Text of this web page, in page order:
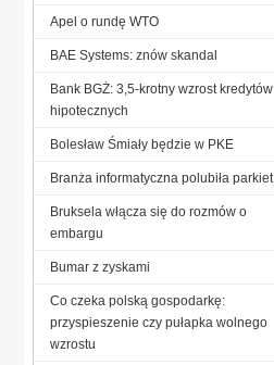
Apel o rundę WTO
BAE Systems: znów skandal
Bank BGŻ: 3,5-krotny wzrost kredytów
hipotecznych
Bolesław Śmiały będzie w PKE
Branża informatyczna polubiła parkiet
Bruksela włącza się do rozmów o
embargu
Bumar z zyskami
Co czeka polską gospodarkę:
przyspieszenie czy pułapka wolnego
wzrostu